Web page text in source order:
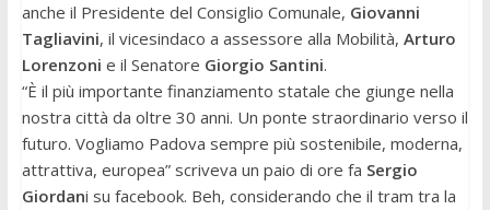
anche il Presidente del Consiglio Comunale, Giovanni
Tagliavini, il vicesindaco a assessore alla Mobilità, Arturo
Lorenzoni e il Senatore Giorgio Santini.
“È il più importante finanziamento statale che giunge nella
nostra città da oltre 30 anni. Un ponte straordinario verso il
futuro. Vogliamo Padova sempre più sostenibile, moderna,
attrattiva, europea” scriveva un paio di ore fa Sergio
Giordani su facebook. Beh, considerando che il tram tra la